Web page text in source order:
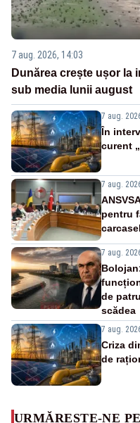
7 aug. 2026, 14:03
Dunărea crește ușor la
sub media lunii august
7 aug.
În
curent
7 aug.
pentru
7 aug.
de
scădea
7 aug.
Criza
de
URMĂREȘTE-NE PE